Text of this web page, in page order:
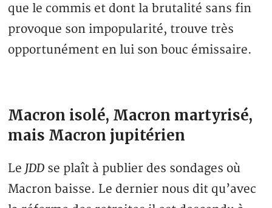
que le commis et dont la brutalité sans fin
provoque son impopularité, trouve très
opportunément en lui son bouc émissaire.
Macron isolé, Macron martyrisé,
mais Macron jupitérien
Le JDD se plaît à publier des sondages où
Macron baisse. Le dernier nous dit qu’avec